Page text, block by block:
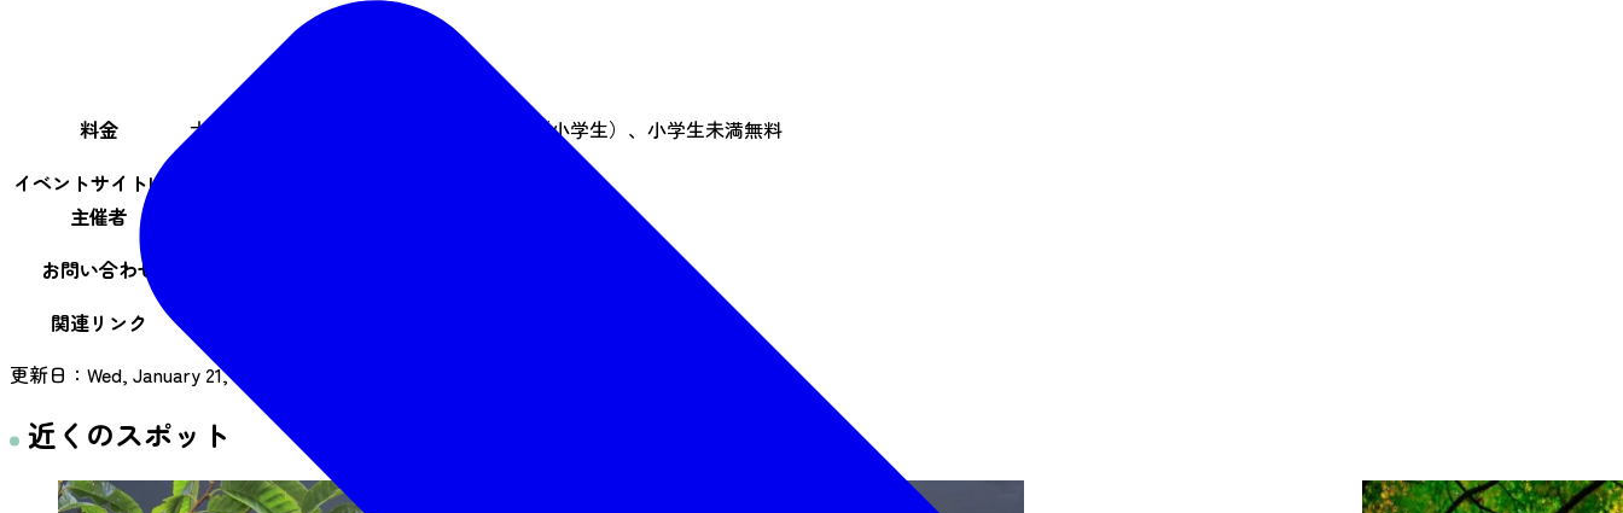
料金
大人1,300円（中学生以上）、小人650円（小学生）、小学生未満無料
イベントサイトURL
主催者
お問い合わせ
関連リンク
更新日： Wed, January 21, 2026
近くのスポット